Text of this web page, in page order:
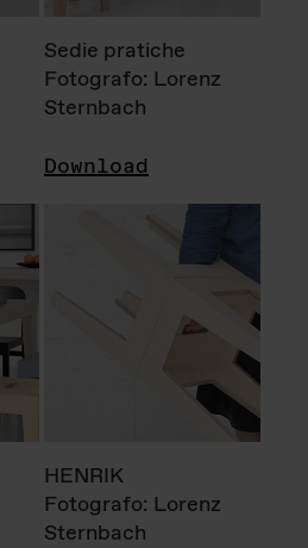
Sedie pratiche
Fotografo: Lorenz
Sternbach
Download
HENRIK
Fotografo: Lorenz
Sternbach